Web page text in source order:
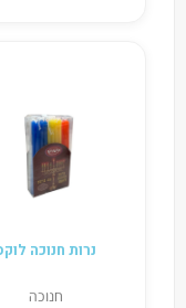
נרות חנוכה
חנוכה